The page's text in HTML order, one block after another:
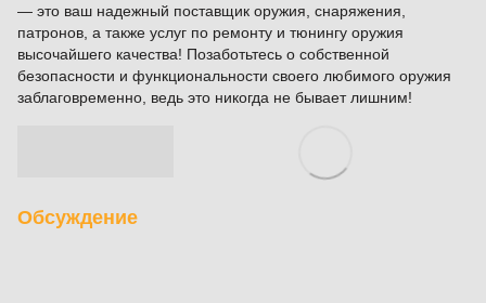
— это ваш надежный поставщик оружия, снаряжения,
патронов, а также услуг по ремонту и тюнингу оружия
высочайшего качества! Позаботьтесь о собственной
безопасности и функциональности своего любимого оружия
заблаговременно, ведь это никогда не бывает лишним!
Обсуждение